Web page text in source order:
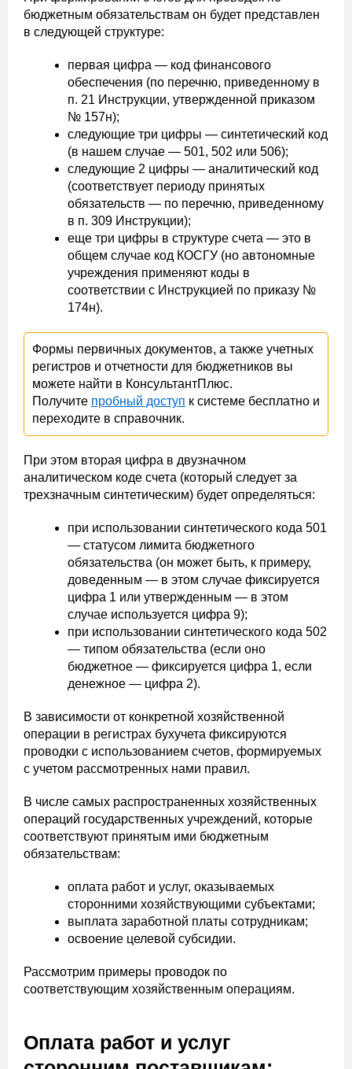
бюджетным обязательствам он будет представлен
в следующей структуре:
первая цифра — код финансового
обеспечения (по перечню, приведенному в
п. 21 Инструкции, утвержденной приказом
№ 157н);
следующие три цифры — синтетический код
(в нашем случае — 501, 502 или 506);
следующие 2 цифры — аналитический код
(соответствует периоду принятых
обязательств — по перечню, приведенному
в п. 309 Инструкции);
еще три цифры в структуре счета — это в
общем случае код КОСГУ (но автономные
учреждения применяют коды в
соответствии с Инструкцией по приказу №
174н).
Формы первичных документов, а также учетных
регистров и отчетности для бюджетников вы
можете найти в КонсультантПлюс.
Получите пробный доступ к системе бесплатно и
переходите в справочник.
При этом вторая цифра в двузначном
аналитическом коде счета (который следует за
трехзначным синтетическим) будет определяться:
при использовании синтетического кода 501
— статусом лимита бюджетного
обязательства (он может быть, к примеру,
доведенным — в этом случае фиксируется
цифра 1 или утвержденным — в этом
случае используется цифра 9);
при использовании синтетического кода 502
— типом обязательства (если оно
бюджетное — фиксируется цифра 1, если
денежное — цифра 2).
В зависимости от конкретной хозяйственной
операции в регистрах бухучета фиксируются
проводки с использованием счетов, формируемых
с учетом рассмотренных нами правил.
В числе самых распространенных хозяйственных
операций государственных учреждений, которые
соответствуют принятым ими бюджетным
обязательствам:
оплата работ и услуг, оказываемых
сторонними хозяйствующими субъектами;
выплата заработной платы сотрудникам;
освоение целевой субсидии.
Рассмотрим примеры проводок по
соответствующим хозяйственным операциям.
Оплата работ и услуг